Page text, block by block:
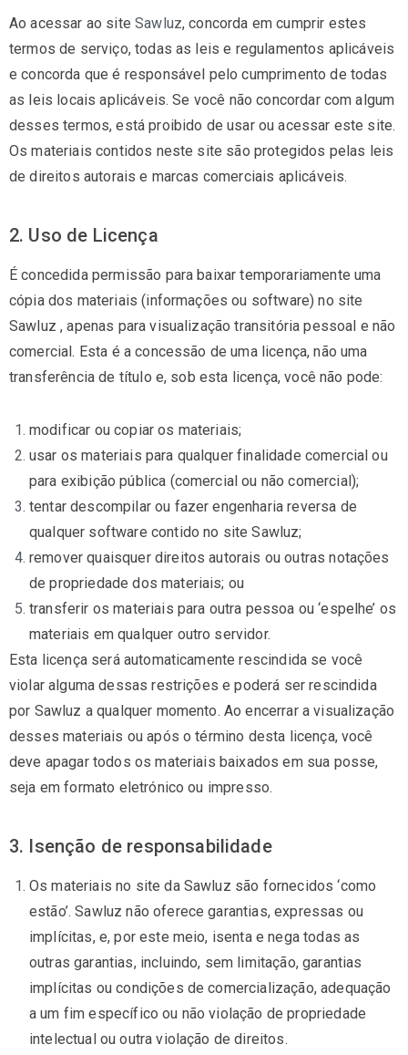
Ao acessar ao siteSawluz, concorda em cumprir estes
termos de serviço, todas as leis e regulamentos aplicáveis ​​
e concorda que é responsável pelo cumprimento de todas
as leis locais aplicáveis. Se você não concordar com algum
desses termos, está proibido de usar ou acessar este site.
Os materiais contidos neste site são protegidos pelas leis
de direitos autorais e marcas comerciais aplicáveis.
2. Uso de Licença
É concedida permissão para baixar temporariamente uma
cópia dos materiais (informações ou software) no site
Sawluz , apenas para visualização transitória pessoal e não
comercial. Esta é a concessão de uma licença, não uma
transferência de título e, sob esta licença, você não pode:
modificar ou copiar os materiais;
usar os materiais para qualquer finalidade comercial ou
para exibição pública (comercial ou não comercial);
tentar descompilar ou fazer engenharia reversa de
qualquer software contido no site Sawluz;
remover quaisquer direitos autorais ou outras notações
de propriedade dos materiais; ou
transferir os materiais para outra pessoa ou ‘espelhe’ os
materiais em qualquer outro servidor.
Esta licença será automaticamente rescindida se você
violar alguma dessas restrições e poderá ser rescindida
por Sawluz a qualquer momento. Ao encerrar a visualização
desses materiais ou após o término desta licença, você
deve apagar todos os materiais baixados em sua posse,
seja em formato eletrónico ou impresso.
3. Isenção de responsabilidade
Os materiais no site da Sawluz são fornecidos ‘como
estão’. Sawluz não oferece garantias, expressas ou
implícitas, e, por este meio, isenta e nega todas as
outras garantias, incluindo, sem limitação, garantias
implícitas ou condições de comercialização, adequação
a um fim específico ou não violação de propriedade
intelectual ou outra violação de direitos.